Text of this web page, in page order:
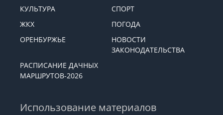
КУЛЬТУРА
СПОРТ
ЖКХ
ПОГОДА
ОРЕНБУРЖЬЕ
НОВОСТИ
ЗАКОНОДАТЕЛЬСТВА
РАСПИСАНИЕ ДАЧНЫХ
МАРШРУТОВ-2026
Использование материалов